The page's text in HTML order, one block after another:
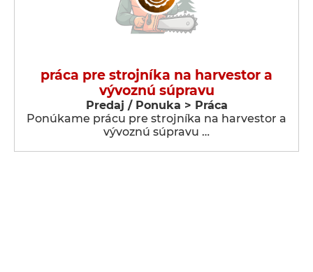
práca pre strojníka na harvestor a
vývoznú súpravu
Predaj / Ponuka > Práca
Ponúkame prácu pre strojníka na harvestor a
vývoznú súpravu …